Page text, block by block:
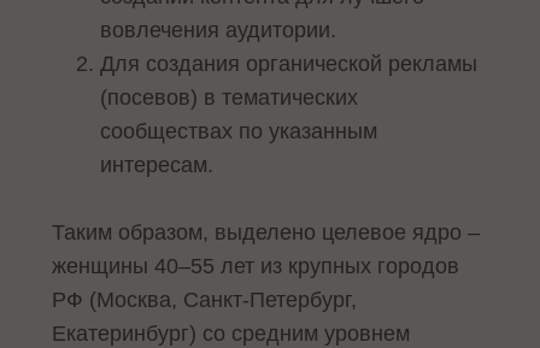
вовлечения аудитории.
Для создания органической рекламы
(посевов) в тематических
сообществах по указанным
интересам.
Таким образом, выделено целевое ядро –
женщины 40–55 лет из крупных городов
РФ (Москва, Санкт-Петербург,
Екатеринбург) со средним уровнем